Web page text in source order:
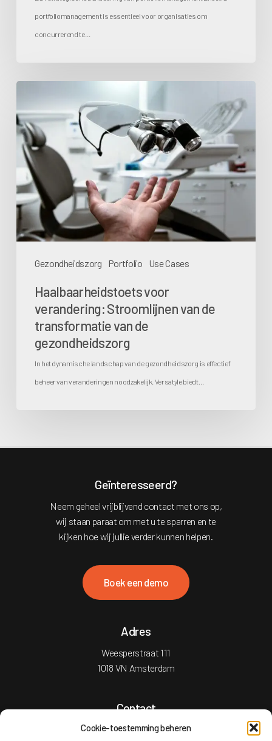
Cookie-toestemming beheren
portfoliomanagement is essentieel voor organisaties om
concurrerend te…
Gezondheidszorg Portfolio Use Cases
voor
verandering:
Stroomlijnen
van
de
transformatie
van
de
Haalbaarheidstoets voor
verandering: Stroomlijnen van de
transformatie van de
gezondheidszorg
In het dynamische landschap van de gezondheidszorg is effectief
beheer van veranderingen noodzakelijk. Versatyle biedt…
Geïnteresseerd?
Neem geheel vrijblijvend contact met ons op,
wij staan paraat om met u te sparren en te
kijken hoe wij jullie verder kunnen helpen.
Boek een demo
Adres
Weesperstraat 111
1018 VN Amsterdam
Contact
T: +31 20 2101755